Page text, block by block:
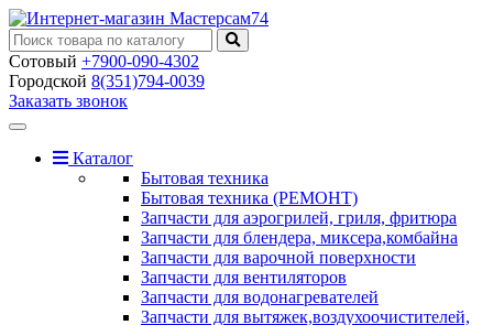
Сотовый +7900-090-4302
Городской 8(351)794-0039
Заказать звонок
Toggle
navigationКаталог
Бытовая техника
Бытовая техника (РЕМОНТ)
Запчасти для аэрогрилей, гриля, фритюра
Запчасти для блендера, миксера,комбайна
Запчасти для варочной поверхности
Запчасти для вентиляторов
Запчасти для водонагревателей
Запчасти для вытяжек,воздухоочистителей,